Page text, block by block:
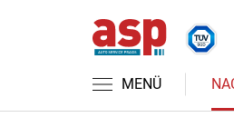
MENÜ